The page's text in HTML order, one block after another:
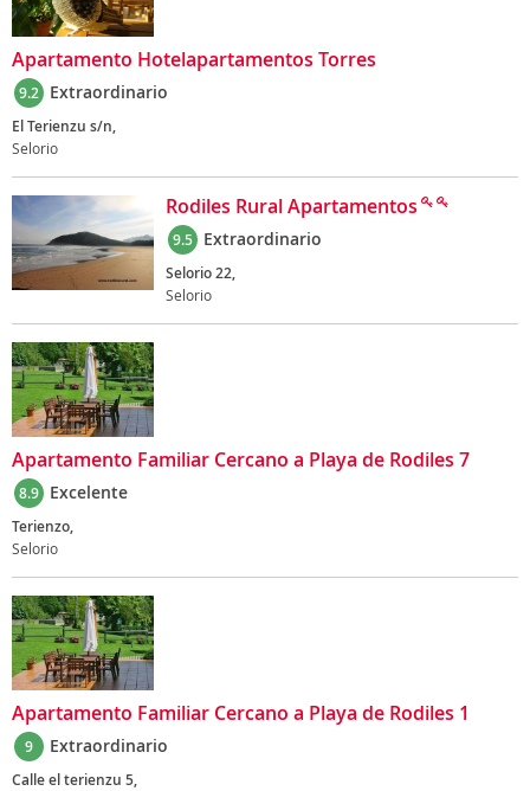
Apartamento Hotelapartamentos Torres
9.2 Extraordinario
El Terienzu s/n,
Selorio
Rodiles Rural Apartamentos
9.5 Extraordinario
Selorio 22,
Selorio
Apartamento Familiar Cercano a Playa de Rodiles 7
8.9 Excelente
Terienzo,
Selorio
Apartamento Familiar Cercano a Playa de Rodiles 1
9 Extraordinario
Calle el terienzu 5,